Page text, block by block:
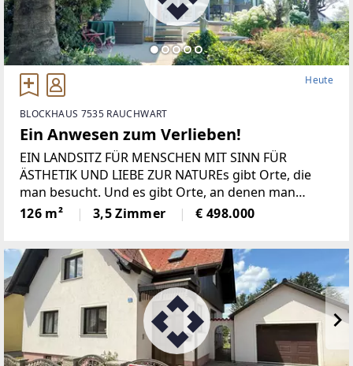
Heute
BLOCKHAUS 7535 RAUCHWART
Ein Anwesen zum Verlieben!
EIN LANDSITZ FÜR MENSCHEN MIT SINN FÜR
ÄSTHETIK UND LIEBE ZUR NATUREs gibt Orte, die
man besucht. Und es gibt Orte, an denen man
ankommt.In einer ruhigen Sackgasse des idyllischen
Rauchwarts entfaltet diese außergewöhnliche
126 m² 3,5 Zimmer € 498.000